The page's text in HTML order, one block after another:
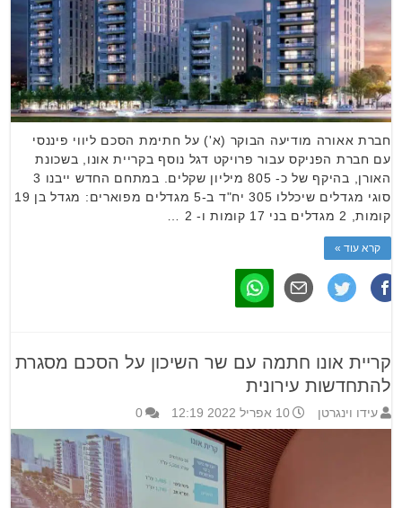
חברת אאורה מודיעה הבוקר (א') על חתימת הסכם ליווי פיננסי
עם חברת הפניקס עבור פרויקט דגל נוסף בקריית אונו, בשכונת
האורן, בהיקף של כ- 805 מיליון שקלים. במתחם החדש ייבנו 3
סוגי מגדלים שיכללו 305 יח"ד ב-5 מגדלים מפוארים: מגדל בן 19
קומות, 2 מגדלים בני 17 קומות ו- 2 …
קרא עוד »
קריית אונו חתמה עם שר השיכון על הסכם מסגרת
להתחדשות עירונית
עידו וינגרטן 10 אפריל 2022 12:19 0